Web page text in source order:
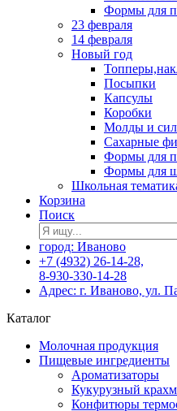
Формы для
23 февраля
14 февраля
Новый год
Посыпки
Капсулы
Коробки
Молды и
Сахарные
Формы для
Формы для
Школьная
Корзина
Поиск
город: Иваново
+7 (4932) 26-14-28,
8-930-330-14-28
Адрес: г. Иваново, ул.
Каталог
Молочная продукция
Пищевые ингредиенты
Ароматизаторы
Кукурузный
Конфитюры